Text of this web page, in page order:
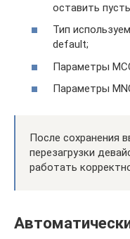
оставить
Тип
default;
Параметры
Параметры
После сохранения
перезагрузки
работать